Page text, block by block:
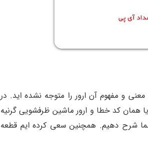
و مفهوم آن ارور را متوجه نشده اید. در
همان کد خطا و ارور ماشین ظرفشویی گرنیه
شرح دهیم. همچنین سعی کرده ایم قطعه